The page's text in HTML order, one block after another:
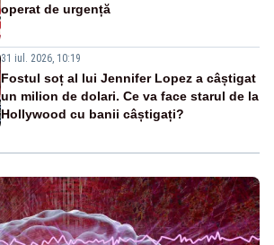
operat de urgență
31 iul. 2026, 10:19
Fostul soț al lui Jennifer Lopez a câștigat
un milion de dolari. Ce va face starul de la
Hollywood cu banii câștigați?